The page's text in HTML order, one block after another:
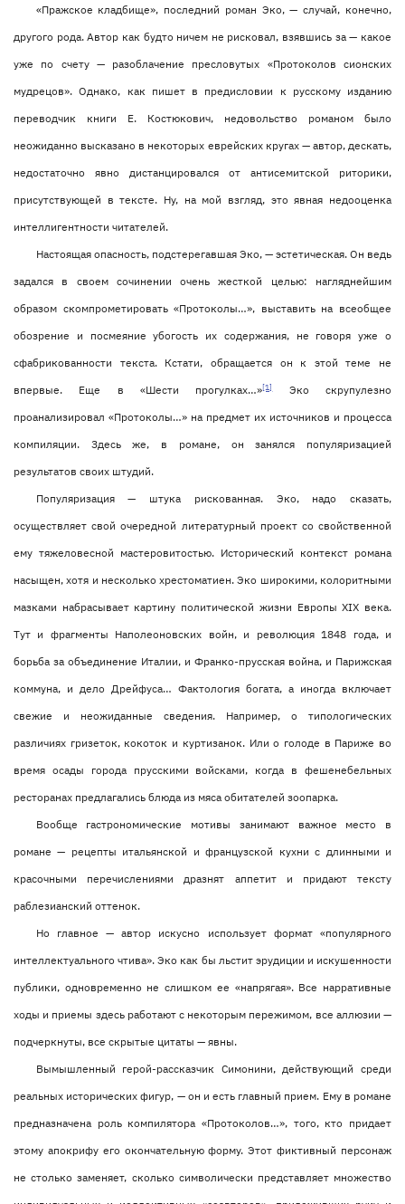
«Пражское кладбище», последний роман Эко, — случай, конечно,
другого рода. Автор как будто ничем не рисковал, взявшись за — какое
уже по счету — разоблачение пресловутых «Протоколов сионских
мудрецов». Однако, как пишет в предисловии к русскому изданию
переводчик книги Е. Костюкович, недовольство романом было
неожиданно высказано в некоторых еврейских кругах — автор, дескать,
недостаточно явно дистанцировался от антисемитской риторики,
присутствующей в тексте. Ну, на мой взгляд, это явная недооценка
интеллигентности читателей.
Настоящая опасность, подстерегавшая Эко, — эстетическая. Он ведь
задался в своем сочинении очень жесткой целью: нагляднейшим
образом скомпрометировать «Протоколы…», выставить на всеобщее
обозрение и посмеяние убогость их содержания, не говоря уже о
сфабрикованности текста. Кстати, обращается он к этой теме не
впервые. Еще в «Шести прогулках…»[1]Эко скрупулезно
проанализировал «Протоколы…» на предмет их источников и процесса
компиляции. Здесь же, в романе, он занялся популяризацией
результатов своих штудий.
Популяризация — штука рискованная. Эко, надо сказать,
осуществляет свой очередной литературный проект со свойственной
ему тяжеловесной мастеровитостью. Исторический контекст романа
насыщен, хотя и несколько хрестоматиен. Эко широкими, колоритными
мазками набрасывает картину политической жизни Европы ХIХ века.
Тут и фрагменты Наполеоновских войн, и революция 1848 года, и
борьба за объединение Италии, и Франко-прусская война, и Парижская
коммуна, и дело Дрейфуса… Фактология богата, а иногда включает
свежие и неожиданные сведения. Например, о типологических
различиях гризеток, кокоток и куртизанок. Или о голоде в Париже во
время осады города прусскими войсками, когда в фешенебельных
ресторанах предлагались блюда из мяса обитателей зоопарка.
Вообще гастрономические мотивы занимают важное место в
романе — рецепты итальянской и французской кухни с длинными и
красочными перечислениями дразнят аппетит и придают тексту
раблезианский оттенок.
Но главное — автор искусно использует формат «популярного
интеллектуального чтива». Эко как бы льстит эрудиции и искушенности
публики, одновременно не слишком ее «напрягая». Все нарративные
ходы и приемы здесь работают с некоторым пережимом, все аллюзии —
подчеркнуты, все скрытые цитаты — явны.
Вымышленный герой-рассказчик Симонини, действующий среди
реальных исторических фигур, — он и есть главный прием. Ему в романе
предназначена роль компилятора «Протоколов…», того, кто придает
этому апокрифу его окончательную форму. Этот фиктивный персонаж
не столько заменяет, сколько символически представляет множество